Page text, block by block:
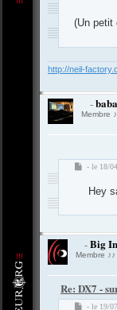
a
(Un petit
http://neil-
-
Membre
M
a
e
- le 18/
Hey
-Big
Membre ♪♪
Re: DX7 -
M- le 19/